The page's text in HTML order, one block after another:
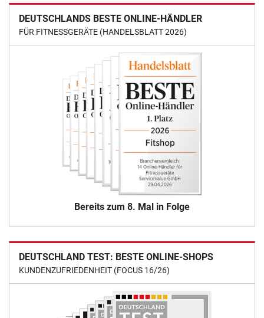
DEUTSCHLANDS BESTE ONLINE-HÄNDLER
FÜR FITNESSGERÄTE (HANDELSBLATT 2026)
Bereits zum 8. Mal in Folge
DEUTSCHLAND TEST: BESTE ONLINE-SHOPS
KUNDENZUFRIEDENHEIT (FOCUS 16/26)